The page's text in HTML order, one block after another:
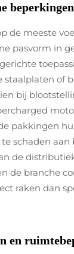
de meeste
pasvorm in
staalplaten of
bij
pakkingen
schaden
de
de branche
raken dan
en